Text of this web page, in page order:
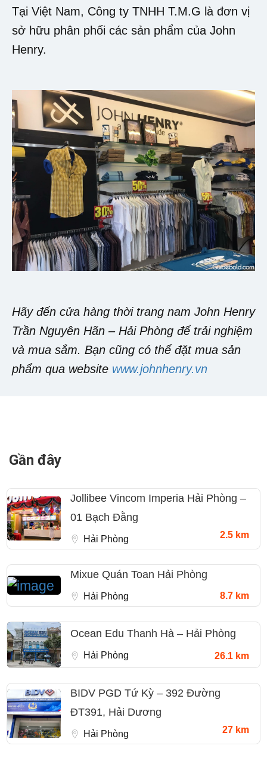
Tại Việt Nam, Công ty TNHH T.M.G là đơn vị
sở hữu phân phối các sản phẩm của John
Henry.
Hãy đến cửa hàng thời trang nam John Henry
Trần Nguyên Hãn – Hải Phòng để trải nghiệm
và mua sắm. Bạn cũng có thể đặt mua sản
phẩm qua website www.johnhenry.vn
Gần đây
Jollibee Vincom Imperia Hải Phòng –
01 Bạch Đằng
Hải Phòng 2.5 km
Mixue Quán Toan Hải Phòng
Hải Phòng 8.7 km
Ocean Edu Thanh Hà – Hải Phòng
Hải Phòng 26.1 km
BIDV PGD Tứ Kỳ – 392 Đường
ĐT391, Hải Dương
Hải Phòng 27 km